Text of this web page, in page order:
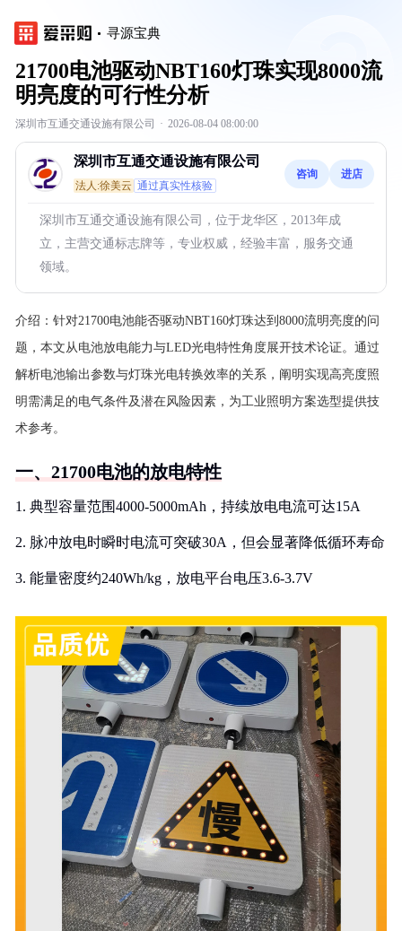
寻源宝典
21700电池驱动NBT160灯珠实现8000流
明亮度的可行性分析
深圳市互通交通设施有限公司 · 2026-08-04 08:00:00
深圳市互通交通设施有限公司
法人:徐美云 通过真实性核验
咨询 进店
深圳市互通交通设施有限公司，位于龙华区，2013年成
立，主营交通标志牌等，专业权威，经验丰富，服务交通
领域。
介绍： 针对21700电池能否驱动NBT160灯珠达到8000流明亮度的问
题，本文从电池放电能力与LED光电特性角度展开技术论证。通过
解析电池输出参数与灯珠光电转换效率的关系，阐明实现高亮度照
明需满足的电气条件及潜在风险因素，为工业照明方案选型提供技
术参考。
一、21700电池的放电特性
1. 典型容量范围4000-5000mAh，持续放电电流可达15A
2. 脉冲放电时瞬时电流可突破30A，但会显著降低循环寿命
3. 能量密度约240Wh/kg，放电平台电压3.6-3.7V